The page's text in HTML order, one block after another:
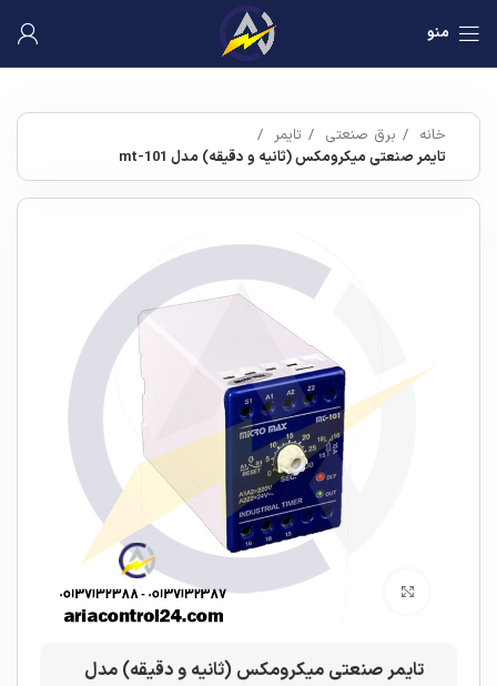
منو
خانه برق صنعتی
تایمر
تایمر صنعتی میکرومکس (ثانیه و دقیقه) مدل mt-101
برای بزرگنمایی کلیک کنید
تایمر صنعتی میکرومکس (ثانیه و دقیقه) مدل